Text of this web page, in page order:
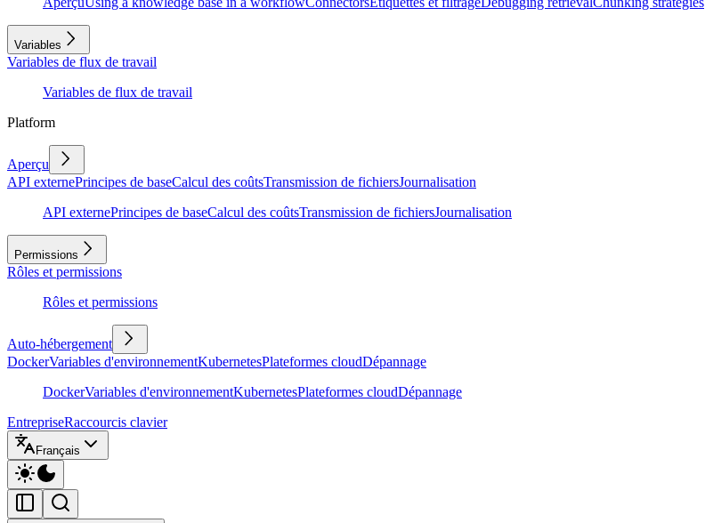
Variables
Variables de flux de travail
Variables de flux de travail
Platform
Aperçu
API externePrincipes de baseCalcul des coûtsTransmission de fichiersJournalisation
API externePrincipes de baseCalcul des coûtsTransmission de fichiersJournalisation
Permissions
Rôles et permissions
Rôles et permissions
Auto-hébergement
DockerVariables d'environnementKubernetesPlateformes cloudDépannage
DockerVariables d'environnementKubernetesPlateformes cloudDépannage
EntrepriseRaccourcis clavier
Français